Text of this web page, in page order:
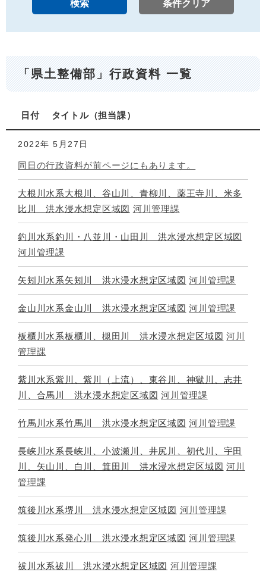
「県土整備部」行政資料 一覧
日付 タイトル 担当課
2022年 5月27日
同日の行政資料が前ページにもあります。
大根川水系大根川、谷山川、青柳川、薬王寺川、米多
比川 洪水浸水想定区域図 河川管理課
釣川水系釣川・八並川・山田川 洪水浸水想定区域図
河川管理課
矢矧川水系矢矧川 洪水浸水想定区域図 河川管理課
金山川水系金山川 洪水浸水想定区域図 河川管理課
板櫃川水系板櫃川、槻田川 洪水浸水想定区域図 河川
管理課
紫川水系紫川、紫川（上流）、東谷川、神獄川、志井
川、合馬川 洪水浸水想定区域図 河川管理課
竹馬川水系竹馬川 洪水浸水想定区域図 河川管理課
長峡川水系長峡川、小波瀬川、井尻川、初代川、宇田
川、矢山川、白川、箕田川 洪水浸水想定区域図 河川
管理課
筑後川水系堺川 洪水浸水想定区域図 河川管理課
筑後川水系発心川 洪水浸水想定区域図 河川管理課
祓川水系祓川 洪水浸水想定区域図 河川管理課